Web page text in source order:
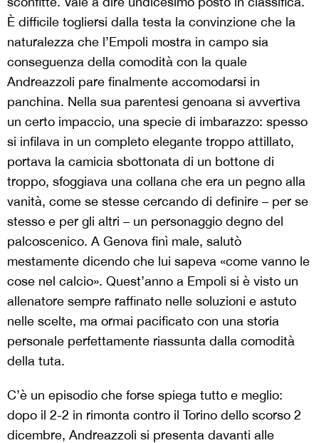
È difficile togliersi dalla testa la convinzione che la
naturalezza che l’Empoli mostra in campo sia
conseguenza della comodità con la quale
Andreazzoli pare finalmente accomodarsi in
panchina. Nella sua parentesi genoana si avvertiva
un certo impaccio, una specie di imbarazzo: spesso
si infilava in un completo elegante troppo attillato,
portava la camicia sbottonata di un bottone di
troppo, sfoggiava una collana che era un pegno alla
vanità, come se stesse cercando di definire – per se
stesso e per gli altri – un personaggio degno del
palcoscenico. A Genova finì male, salutò
mestamente dicendo che lui sapeva «come vanno le
cose nel calcio». Quest’anno a Empoli si è visto un
allenatore sempre raffinato nelle soluzioni e astuto
nelle scelte, ma ormai pacificato con una storia
personale perfettamente riassunta dalla comodità
della tuta.
C’è un episodio che forse spiega tutto e meglio:
dopo il 2-2 in rimonta contro il Torino dello scorso 2
dicembre, Andreazzoli si presenta davanti alle